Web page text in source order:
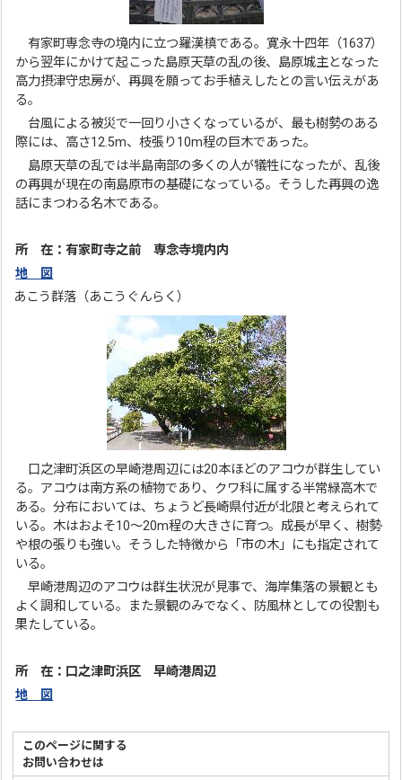
有家町専念寺の境内に立つ羅漢槙である。寛永十四年（1637）
から翌年にかけて起こった島原天草の乱の後、島原城主となった
高力摂津守忠房が、再興を願ってお手植えしたとの言い伝えがあ
る。
台風による被災で一回り小さくなっているが、最も樹勢のある
際には、高さ12.5m、枝張り10m程の巨木であった。
島原天草の乱では半島南部の多くの人が犠牲になったが、乱後
の再興が現在の南島原市の基礎になっている。そうした再興の逸
話にまつわる名木である。
所 在：有家町寺之前 専念寺境内内
地 図
あこう群落（あこうぐんらく）
口之津町浜区の早崎港周辺には20本ほどのアコウが群生してい
る。アコウは南方系の植物であり、クワ科に属する半常緑高木で
ある。分布においては、ちょうど長崎県付近が北限と考えられて
いる。木はおよそ10～20m程の大きさに育つ。成長が早く、樹勢
や根の張りも強い。そうした特徴から「市の木」にも指定されて
いる。
早崎港周辺のアコウは群生状況が見事で、海岸集落の景観とも
よく調和している。また景観のみでなく、防風林としての役割も
果たしている。
所 在：口之津町浜区 早崎港周辺
地 図
このページに関する
お問い合わせは